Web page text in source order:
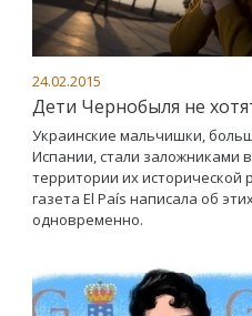
24.02.2015
Дети Чернобыля не
Украинские мальчишки,
Испании, стали заложниками
территории их
газета El País написала об
одновременно.